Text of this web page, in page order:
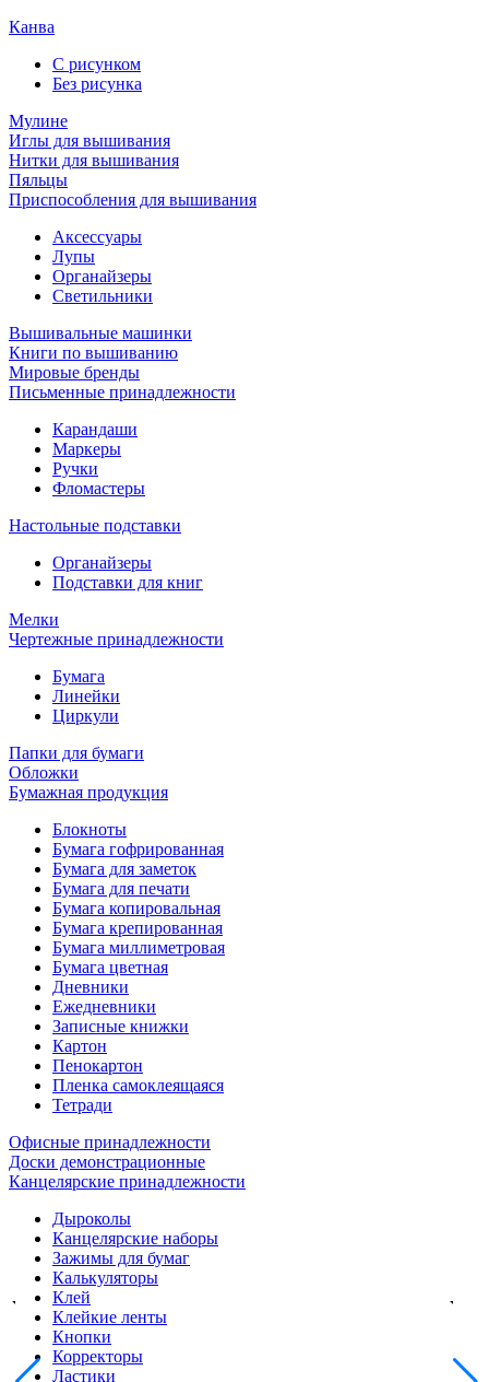
Канва
С рисунком
Без рисунка
Мулине
Иглы для вышивания
Нитки для вышивания
Пяльцы
Приспособления для вышивания
Аксессуары
Лупы
Органайзеры
Светильники
Вышивальные машинки
Книги по вышиванию
Мировые бренды
Письменные принадлежности
Карандаши
Маркеры
Ручки
Фломастеры
Настольные подставки
Органайзеры
Подставки для книг
Мелки
Чертежные принадлежности
Бумага
Линейки
Циркули
Папки для бумаги
Обложки
Бумажная продукция
Блокноты
Бумага гофрированная
Бумага для заметок
Бумага для печати
Бумага копировальная
Бумага крепированная
Бумага миллиметровая
Бумага цветная
Дневники
Ежедневники
Записные книжки
Картон
Пенокартон
Пленка самоклеящаяся
Тетради
Офисные принадлежности
Доски демонстрационные
Канцелярские принадлежности
Дыроколы
Канцелярские наборы
Зажимы для бумаг
Калькуляторы
Клей
Клейкие ленты
Кнопки
Корректоры
Ластики